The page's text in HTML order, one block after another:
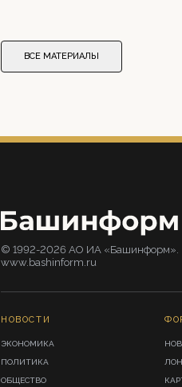
ВСЕ МАТЕРИАЛЫ
© 1992-2026 АО ИА «Башинформ».
www.bashinform.ru
НОВОСТИ
ЭКОНОМИКА
ПОЛИТИКА
ОБЩЕСТВО